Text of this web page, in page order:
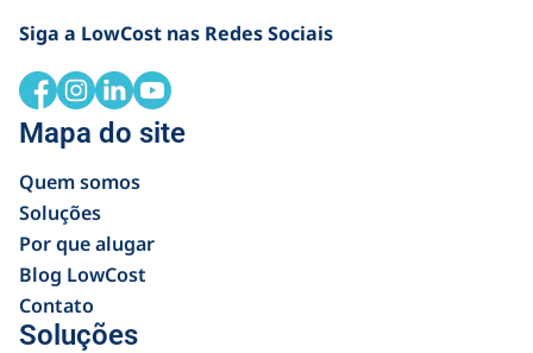
Siga a LowCost nas Redes Sociais
Mapa do site
Quem somos
Soluções
Por que alugar
Blog LowCost
Contato
Soluções